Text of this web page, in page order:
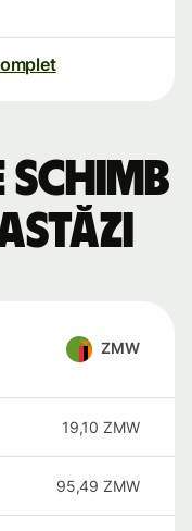
ZMW
19,10 ZMW
95,49 ZMW